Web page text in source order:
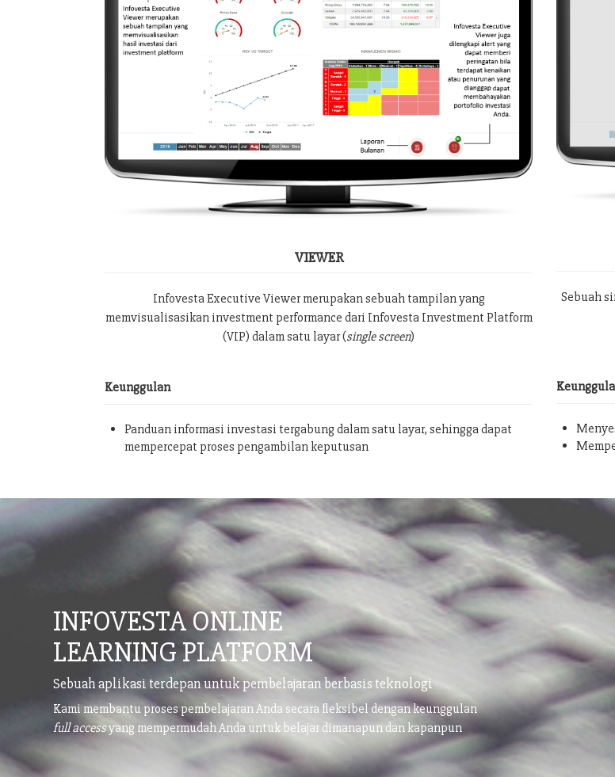
VIEWER
Infovesta Executive Viewer merupakan sebuah tampilan yang
memvisualisasikan investment performance dari Infovesta Investment Platform
(VIP) dalam satu layar (single screen)
Keunggulan
Panduan informasi investasi tergabung dalam satu layar, sehingga dapat
mempercepat proses pengambilan keputusan
Sebuah
INFOVESTA ONLINE
LEARNING PLATFORM
Sebuah aplikasi terdepan untuk pembelajaran berbasis teknologi
Kami membantu proses pembelajaran Anda secara fleksibel dengan keunggulan
full accessyang mempermudah Anda untuk belajar dimanapun dan kapanpun